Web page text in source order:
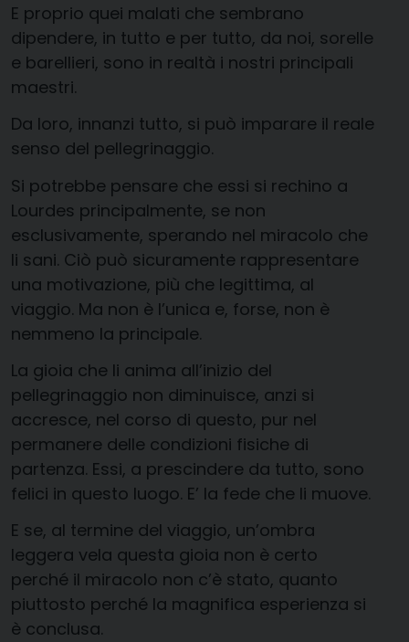
E proprio quei malati che sembrano
dipendere, in tutto e per tutto, da noi, sorelle
e barellieri, sono in realtà i nostri principali
maestri.
Da loro, innanzi tutto, si può imparare il reale
senso del pellegrinaggio.
Si potrebbe pensare che essi si rechino a
Lourdes principalmente, se non
esclusivamente, sperando nel miracolo che
li sani. Ciò può sicuramente rappresentare
una motivazione, più che legittima, al
viaggio. Ma non è l’unica e, forse, non è
nemmeno la principale.
La gioia che li anima all’inizio del
pellegrinaggio non diminuisce, anzi si
accresce, nel corso di questo, pur nel
permanere delle condizioni fisiche di
partenza. Essi, a prescindere da tutto, sono
felici in questo luogo. E’ la fede che li muove.
E se, al termine del viaggio, un’ombra
leggera vela questa gioia non è certo
perché il miracolo non c’è stato, quanto
piuttosto perché la magnifica esperienza si
è conclusa.